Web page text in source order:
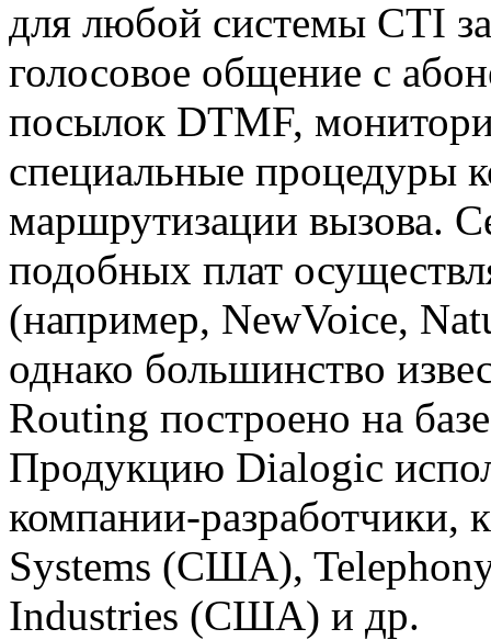
для любой системы CTI
голосовое общение с
посылок DTMF,
специальные процедуры
маршрутизации вызова.
подобных плат
(например, NewVoice,
однако большинство
Routing построено на
Продукцию Dialogic
компании-разработчики,
Systems (США),
Industries (США) и др.